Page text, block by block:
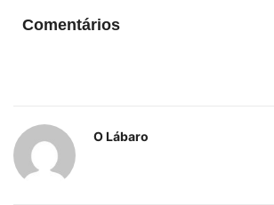
Comentários
O Lábaro